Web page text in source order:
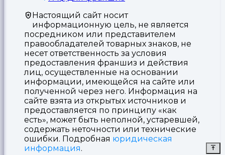
Настоящий сайт носит
информационную цель, не является
посредником или представителем
правообладателей товарных знаков, не
несет ответственность за условия
предоставления франшиз и действия
лиц, осуществленные на основании
информации, имеющейся на сайте или
полученной через него. Информация на
сайте взята из открытых источников и
предоставляется по принципу «как
есть», может быть неполной, устаревшей,
содержать неточности или технические
ошибки. Подробная юридическая
информация.